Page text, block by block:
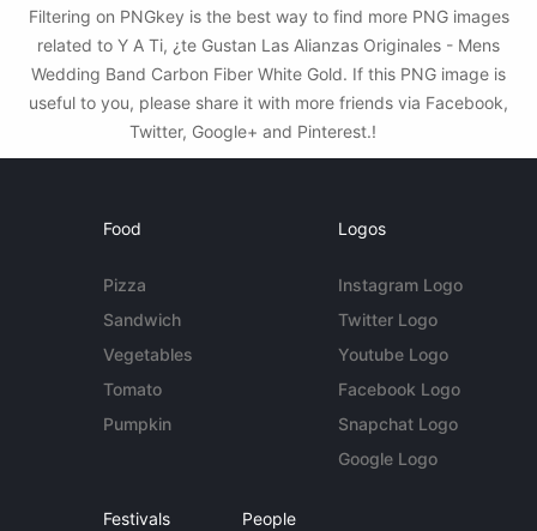
Filtering on PNGkey is the best way to find more PNG images
related to Y A Ti, ¿te Gustan Las Alianzas Originales - Mens
Wedding Band Carbon Fiber White Gold. If this PNG image is
useful to you, please share it with more friends via Facebook,
Twitter, Google+ and Pinterest.!
Food
Pizza
Sandwich
Vegetables
Tomato
Pumpkin
Logos
Instagram Logo
Twitter Logo
Youtube Logo
Facebook Logo
Snapchat Logo
Google Logo
Festivals People